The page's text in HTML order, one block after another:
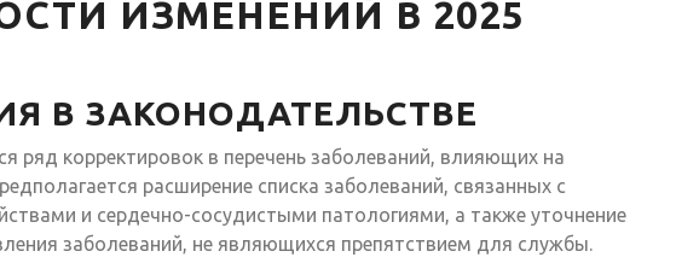
ИЗМЕНЕНИЙ В 2025
В ЗАКОНОДАТЕЛЬСТВЕ
ряд корректировок в перечень заболеваний, влияющих на
расширение списка заболеваний, связанных с
и сердечно-сосудистыми патологиями, а также уточнение
заболеваний, не являющихся препятствием для службы.